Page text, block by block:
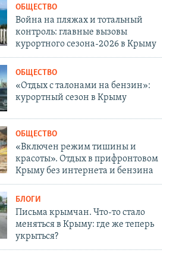
ОБЩЕСТВО
Война на пляжах и тотальный
контроль: главные вызовы
курортного сезона-2026 в Крыму
ОБЩЕСТВО
«Отдых с талонами на бензин»:
курортный сезон в Крыму
ОБЩЕСТВО
«Включен режим тишины и
красоты». Отдых в прифронтовом
Крыму без интернета и бензина
БЛОГИ
Письма крымчан. Что-то стало
меняться в Крыму: где же теперь
укрыться?